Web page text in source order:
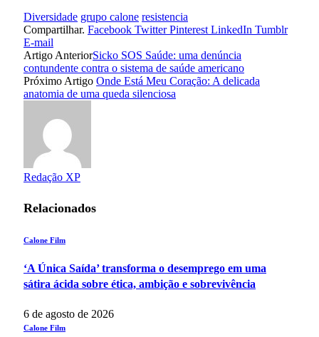
Diversidade grupo calone resistencia
Compartilhar. Facebook Twitter Pinterest LinkedIn Tumblr
E-mail
Artigo AnteriorSicko SOS Saúde: uma denúncia
contundente contra o sistema de saúde americano
Próximo Artigo Onde Está Meu Coração: A delicada
anatomia de uma queda silenciosa
Redação XP
Relacionados
Calone Film
‘A Única Saída’ transforma o desemprego em uma
sátira ácida sobre ética, ambição e sobrevivência
6 de agosto de 2026
Calone Film